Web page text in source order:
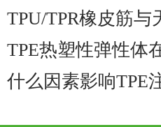
TPU/TPR橡皮筋与
TPE热塑性弹性体
什么因素影响TPE